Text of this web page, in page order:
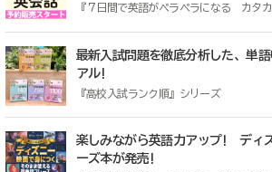
『７日間で英語がペラペラになる カタカ
最新入試問題を徹底分析した、単
アル!
『高校入試ランク順』シリーズ
楽しみながら英語力アップ! ディ
ーズ本が発売!